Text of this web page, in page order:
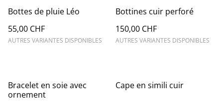
Bottes de pluie Léo
55,00 CHF
AUTRES VARIANTES DISPONIBLES
Bottines cuir perforé
150,00 CHF
AUTRES VARIANTES DISPONIBLES
Bracelet en soie avec
ornement
Cape en simili cuir